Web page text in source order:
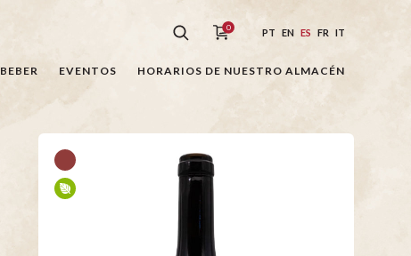
0 PT EN ES FR IT
BEBER EVENTOS HORARIOS DE NUESTRO ALMACÉN